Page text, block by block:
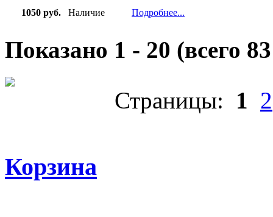
1050 руб. Наличие Подробнее...
Показано 1 - 20 (всего 83
Страницы: 1 2
Корзина